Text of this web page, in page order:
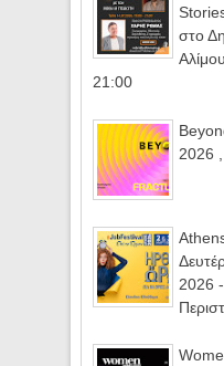
στο
21:00
2026
2026